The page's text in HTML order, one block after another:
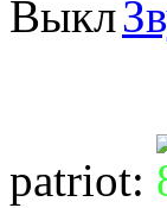
patriot: